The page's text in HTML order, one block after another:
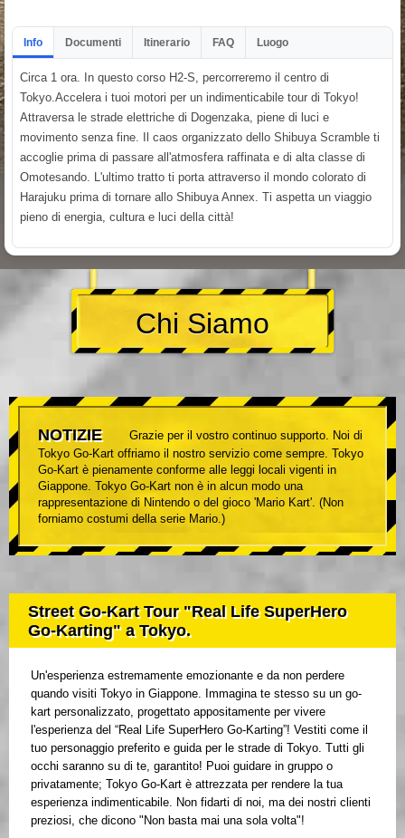
Info Documenti Itinerario FAQ Luogo
Circa 1 ora. In questo corso H2-S, percorreremo il centro di
Tokyo.Accelera i tuoi motori per un indimenticabile tour di Tokyo!
Attraversa le strade elettriche di Dogenzaka, piene di luci e
movimento senza fine. Il caos organizzato dello Shibuya Scramble ti
accoglie prima di passare all'atmosfera raffinata e di alta classe di
Omotesando. L'ultimo tratto ti porta attraverso il mondo colorato di
Harajuku prima di tornare allo Shibuya Annex. Ti aspetta un viaggio
pieno di energia, cultura e luci della città!
Chi Siamo
NOTIZIE
Grazie per il vostro continuo supporto. Noi di
Tokyo Go-Kart offriamo il nostro servizio come sempre. Tokyo
Go-Kart è pienamente conforme alle leggi locali vigenti in
Giappone. Tokyo Go-Kart non è in alcun modo una
rappresentazione di Nintendo o del gioco 'Mario Kart'. (Non
forniamo costumi della serie Mario.)
Street Go-Kart Tour "Real Life SuperHero
Go-Karting" a Tokyo.
Un'esperienza estremamente emozionante e da non perdere
quando visiti Tokyo in Giappone. Immagina te stesso su un go-
kart personalizzato, progettato appositamente per vivere
l'esperienza del “Real Life SuperHero Go-Karting”! Vestiti come il
tuo personaggio preferito e guida per le strade di Tokyo. Tutti gli
occhi saranno su di te, garantito! Puoi guidare in gruppo o
privatamente; Tokyo Go-Kart è attrezzata per rendere la tua
esperienza indimenticabile. Non fidarti di noi, ma dei nostri clienti
preziosi, che dicono "Non basta mai una sola volta"!